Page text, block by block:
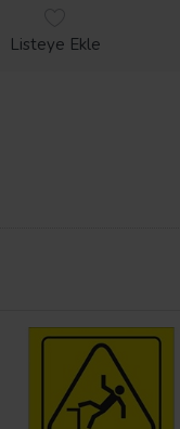
Listeye Ekle